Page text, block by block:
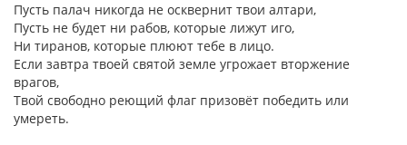
Пусть палач никогда не осквернит твои алтари,
Пусть не будет ни рабов, которые лижут иго,
Ни тиранов, которые плюют тебе в лицо.
Если завтра твоей святой земле угрожает вторжение
врагов,
Твой свободно реющий флаг призовёт победить или
умереть.